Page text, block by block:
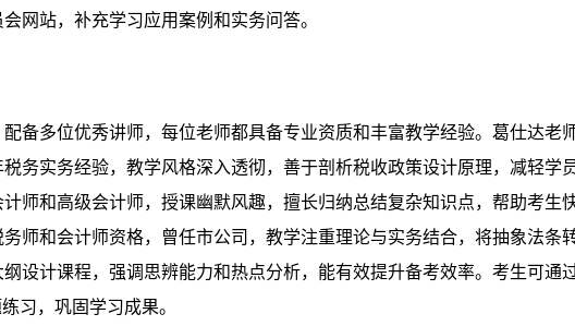
网站，补充学习应用案例和实务问答。
备多位优秀讲师，每位老师都具备专业资质和丰富教学经验。葛仕达老
务实务经验，教学风格深入透彻，善于剖析税收政策设计原理，减轻学
师和高级会计师，授课幽默风趣，擅长归纳总结复杂知识点，帮助考生
师和会计师资格，曾任市公司，教学注重理论与实务结合，将抽象法条
设计课程，强调思辨能力和热点分析，能有效提升备考效率。考生可通
习，巩固学习成果。